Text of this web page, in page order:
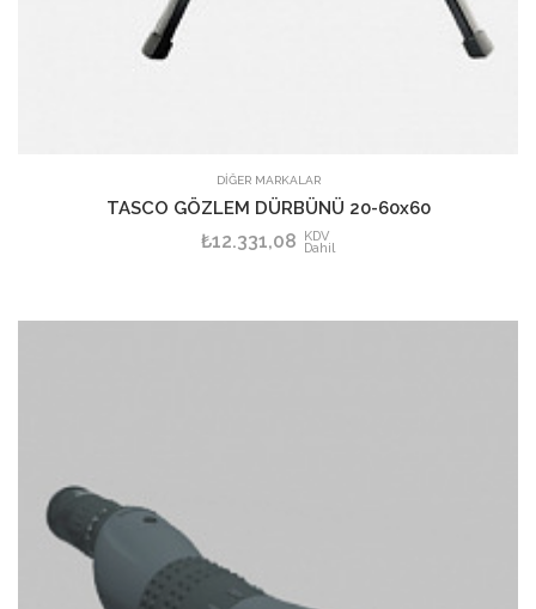
SEPETE EKLE
DİĞER MARKALAR
TASCO GÖZLEM DÜRBÜNÜ 20-60x60
₺12.331,08 KDV
Dahil